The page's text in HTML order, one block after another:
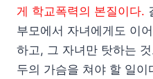
게 학교폭력의 본질이다.
부모에서 자녀에게도 이
하고, 그 자녀만 탓하는
두의 가슴을 쳐야 할 일